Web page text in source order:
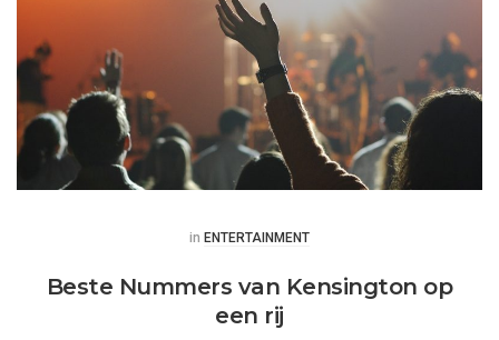
Posted
in ENTERTAINMENT
Beste Nummers van Kensington op
een rij